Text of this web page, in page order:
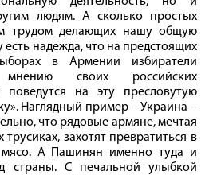
людям. А сколько простых
трудом делающих нашу общую
надежда, что на предстоящих
в Армении избиратели
своих российских
на эту пресловутую
Наглядный пример – Украина –
что рядовые армяне, мечтая
захотят превратиться в
А Пашинян именно туда и
страны. С печальной улыбкой